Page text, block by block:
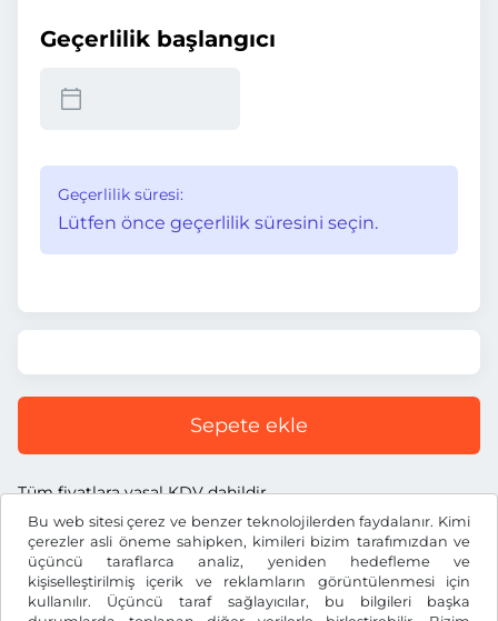
Bu web sitesi çerez ve benzer teknolojilerden faydalanır. Kimi
çerezler asli öneme sahipken, kimileri bizim tarafımızdan ve
üçüncü taraflarca analiz, yeniden hedefleme ve
kişiselleştirilmiş içerik ve reklamların görüntülenmesi için
kullanılır. Üçüncü taraf sağlayıcılar, bu bilgileri başka
Geçerlilik başlangıcı
Geçerlilik süresi:
Lütfen önce geçerlilik süresini seçin.
Sepete ekle
Tüm fiyatlara yasal KDV dahildir.
FtHUF